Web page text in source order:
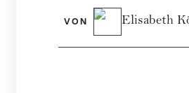
VON Elisabeth